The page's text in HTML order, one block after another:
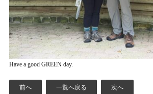
Have a good GREEN day.
前へ 一覧へ戻る 次へ